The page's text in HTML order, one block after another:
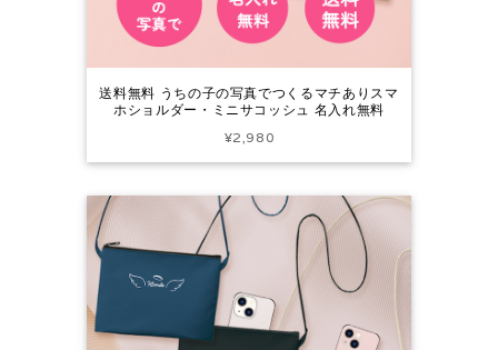
送料無料 うちの子の写真でつくるマチありスマ
ホショルダー・ミニサコッシュ 名入れ無料
¥2,980